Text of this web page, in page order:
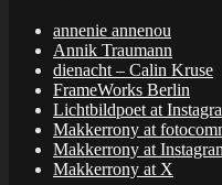
annenie annenou
Annik Traumann
dienacht – Calin Kruse
FrameWorks Berlin
Lichtbildpoet at
Makkerrony at
Makkerrony at
Makkerrony at X